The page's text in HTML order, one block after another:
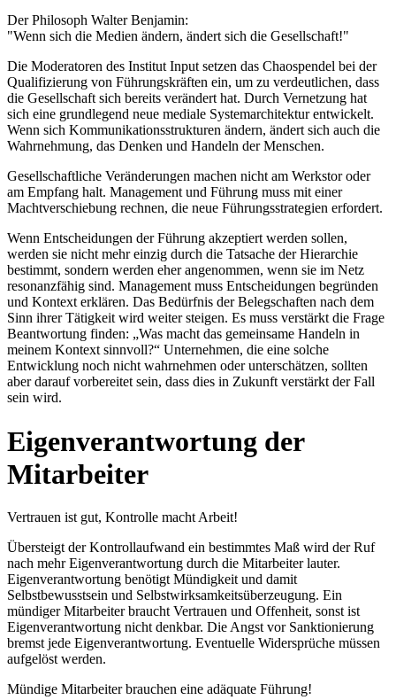
Der Philosoph Walter Benjamin:
"Wenn sich die Medien ändern, ändert sich die Gesellschaft!"
Die Moderatoren des Institut Input setzen das Chaospendel bei der
Qualifizierung von Führungskräften ein, um zu verdeutlichen, dass
die Gesellschaft sich bereits verändert hat. Durch Vernetzung hat
sich eine grundlegend neue mediale Systemarchitektur entwickelt.
Wenn sich Kommunikationsstrukturen ändern, ändert sich auch die
Wahrnehmung, das Denken und Handeln der Menschen.
Gesellschaftliche Veränderungen machen nicht am Werkstor oder
am Empfang halt. Management und Führung muss mit einer
Machtverschiebung rechnen, die neue Führungsstrategien erfordert.
Wenn Entscheidungen der Führung akzeptiert werden sollen,
werden sie nicht mehr einzig durch die Tatsache der Hierarchie
bestimmt, sondern werden eher angenommen, wenn sie im Netz
resonanzfähig sind. Management muss Entscheidungen begründen
und Kontext erklären. Das Bedürfnis der Belegschaften nach dem
Sinn ihrer Tätigkeit wird weiter steigen. Es muss verstärkt die Frage
Beantwortung finden: „Was macht das gemeinsame Handeln in
meinem Kontext sinnvoll?“ Unternehmen, die eine solche
Entwicklung noch nicht wahrnehmen oder unterschätzen, sollten
aber darauf vorbereitet sein, dass dies in Zukunft verstärkt der Fall
sein wird.
Eigenverantwortung der
Mitarbeiter
Vertrauen ist gut, Kontrolle macht Arbeit!
Übersteigt der Kontrollaufwand ein bestimmtes Maß wird der Ruf
nach mehr Eigenverantwortung durch die Mitarbeiter lauter.
Eigenverantwortung benötigt Mündigkeit und damit
Selbstbewusstsein und Selbstwirksamkeitsüberzeugung. Ein
mündiger Mitarbeiter braucht Vertrauen und Offenheit, sonst ist
Eigenverantwortung nicht denkbar. Die Angst vor Sanktionierung
bremst jede Eigenverantwortung. Eventuelle Widersprüche müssen
aufgelöst werden.
Mündige Mitarbeiter brauchen eine adäquate Führung!